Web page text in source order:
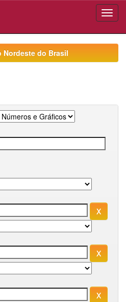
Nordeste do Brasil